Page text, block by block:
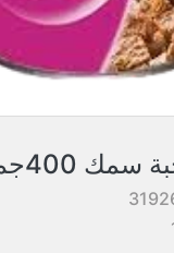
400جم